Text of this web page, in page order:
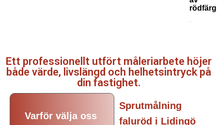
rödfärg
Ett professionellt utfört måleriarbete höjer
både värde, livslängd och helhetsintryck på
din fastighet.
Varför välja oss
Sprutmålning
faluröd i Lidingö